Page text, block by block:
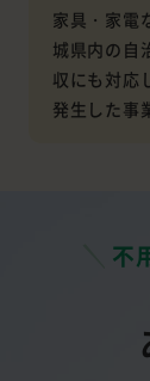
家具・家電
城県内の自
収にも対応
発生した事
不